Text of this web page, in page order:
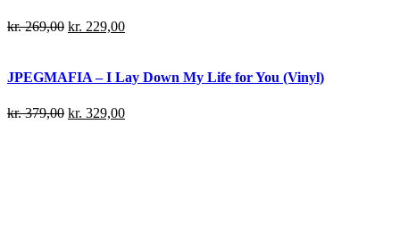
kr.269,00 kr. 229,00
JPEGMAFIA – I Lay Down My Life for You (Vinyl)
kr.379,00 kr. 329,00